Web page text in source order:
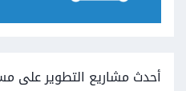
أحدث مشاريع التطوير على